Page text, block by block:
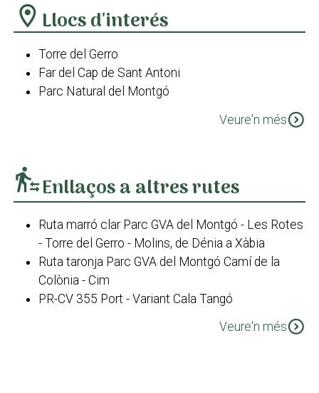
location_on Llocs d'interés
Torre del Gerro
Far del Cap de Sant Antoni
Parc Natural del Montgó
Ermita de la Mare de Déu dels Àngels
Veure'n mésexpand_circle_down
transfer_within_a_stationEnllaços a altres rutes
Ruta marró clar Parc GVA del Montgó - Les Rotes
- Torre del Gerro - Molins, de Dénia a Xàbia
Ruta taronja Parc GVA del Montgó Camí de la
Colònia - Cim
PR-CV 355 Port - Variant Cala Tangó
Veure'n mésexpand_circle_down